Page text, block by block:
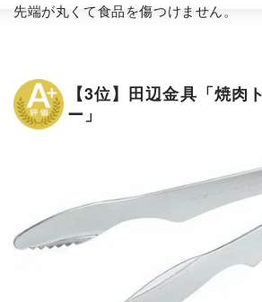
先端が丸くて食品を傷つけません。
【3位】田辺金具「焼肉
ー」